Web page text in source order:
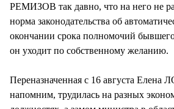
РЕМИЗОВ так давно, что на него не
норма законодательства об
окончании срока полномочий
он уходит по собственному желанию.
Переназначенная с 16 августа
напомним, трудилась на разных